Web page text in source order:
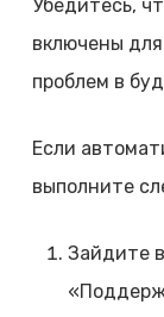
Убедитесь,
включены
проблем в
Если
выполните
Зайдите